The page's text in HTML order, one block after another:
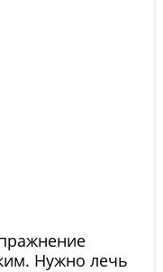
Нужно лечь